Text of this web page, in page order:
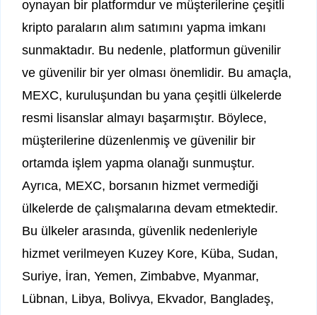
oynayan bir platformdur ve müşterilerine çeşitli
kripto paraların alım satımını yapma imkanı
sunmaktadır. Bu nedenle, platformun güvenilir
ve güvenilir bir yer olması önemlidir. Bu amaçla,
MEXC, kuruluşundan bu yana çeşitli ülkelerde
resmi lisanslar almayı başarmıştır. Böylece,
müşterilerine düzenlenmiş ve güvenilir bir
ortamda işlem yapma olanağı sunmuştur.
Ayrıca, MEXC, borsanın hizmet vermediği
ülkelerde de çalışmalarına devam etmektedir.
Bu ülkeler arasında, güvenlik nedenleriyle
hizmet verilmeyen Kuzey Kore, Küba, Sudan,
Suriye, İran, Yemen, Zimbabve, Myanmar,
Lübnan, Libya, Bolivya, Ekvador, Bangladeş,